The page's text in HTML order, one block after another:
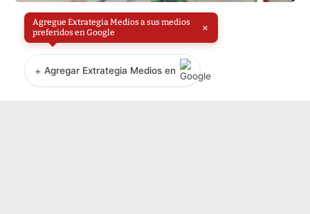
Agregue Extrategia Medios a sus medios
preferidos en Google
×
+ Agregar Extrategia Medios en